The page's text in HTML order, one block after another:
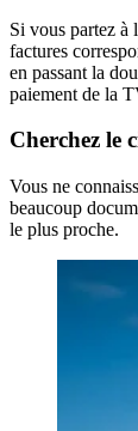
Si vous partez à
factures
en passant la
paiement de la
Cherchez le
Vous ne
beaucoup
le plus proche.